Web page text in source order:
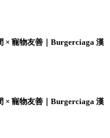
× 寵物友善｜Burgerciaga 漢
× 寵物友善｜Burgerciaga 漢